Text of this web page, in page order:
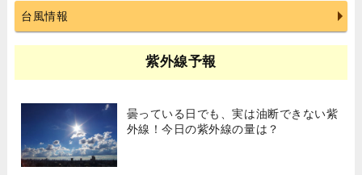
台風情報
紫外線予報
曇っている日でも、実は油断できない紫
外線！今日の紫外線の量は？